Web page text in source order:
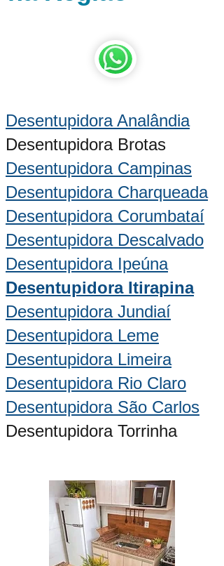
Desentupidora Analândia
Desentupidora Brotas
Desentupidora Campinas
Desentupidora Charqueada
Desentupidora Corumbataí
Desentupidora Descalvado
Desentupidora Ipeúna
Desentupidora Itirapina
Desentupidora Jundiaí
Desentupidora Leme
Desentupidora Limeira
Desentupidora Rio Claro
Desentupidora São Carlos
Desentupidora Torrinha